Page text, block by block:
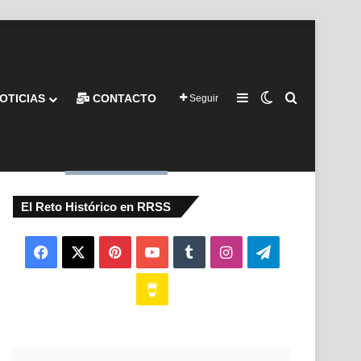
CONTACTO Seguir Barra lateral
Switch skin
El Reto Histórico en RRSS
Facebook PinterestYouTubeTumblrInstagramTelegram